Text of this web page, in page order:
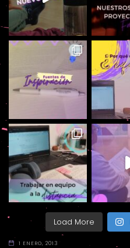
Load More
1 ENERO, 2013